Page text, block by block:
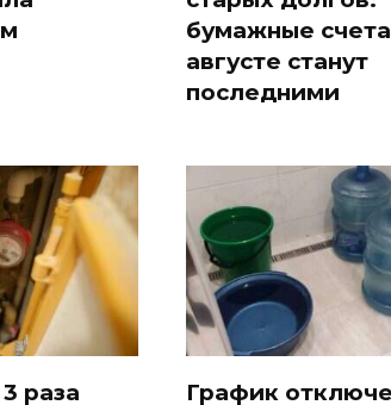
бумажные
августе станут
последними
раза График